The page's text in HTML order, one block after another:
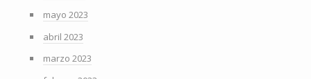
mayo 2023
abril 2023
marzo 2023